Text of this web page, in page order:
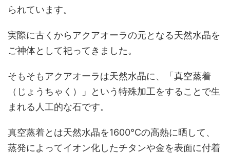
られています。
実際に古くからアクアオーラの元となる天然水晶を
ご神体として祀ってきました。
そもそもアクアオーラは天然水晶に、「真空蒸着
（じょうちゃく）」という特殊加工をすることで生
まれる人工的な石です。
真空蒸着とは天然水晶を1600℃の高熱に晒して、
蒸発によってイオン化したチタンや金を表面に付着